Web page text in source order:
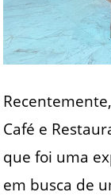
Café e
que foi uma
em busca de